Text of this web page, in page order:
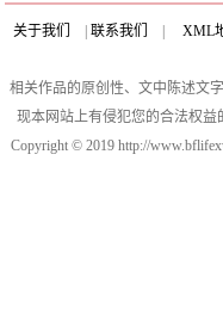
关于我们 联系我们 XML
相关作品的原创性、文中陈述文
现本网站上有侵犯您的合法权益
Copyright © 2019 http://